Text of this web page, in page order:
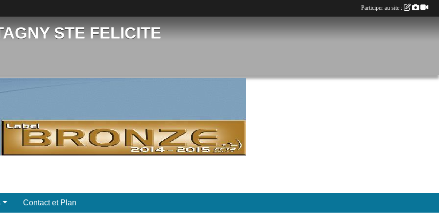
STE FELICITE
Contact et Plan
Participer au site :